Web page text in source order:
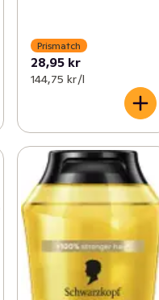
Prismatch
28,95 kr
144,75 kr /l